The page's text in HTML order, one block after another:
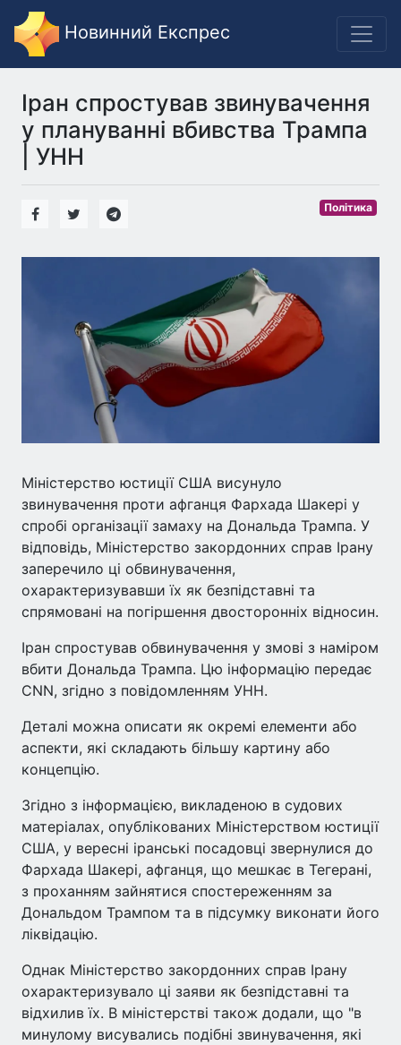
Новинний Експрес
Іран спростував звинувачення
у плануванні вбивства Трампа
| УНН
Політика
Міністерство юстиції США висунуло
звинувачення проти афганця Фархада Шакері у
спробі організації замаху на Дональда Трампа. У
відповідь, Міністерство закордонних справ Ірану
заперечило ці обвинувачення,
охарактеризувавши їх як безпідставні та
спрямовані на погіршення двосторонніх відносин.
Іран спростував обвинувачення у змові з наміром
вбити Дональда Трампа. Цю інформацію передає
CNN, згідно з повідомленням УНН.
Деталі можна описати як окремі елементи або
аспекти, які складають більшу картину або
концепцію.
Згідно з інформацією, викладеною в судових
матеріалах, опублікованих Міністерством юстиції
США, у вересні іранські посадовці звернулися до
Фархада Шакері, афганця, що мешкає в Тегерані,
з проханням зайнятися спостереженням за
Дональдом Трампом та в підсумку виконати його
ліквідацію.
Однак Міністерство закордонних справ Ірану
охарактеризувало ці заяви як безпідставні та
відхилив їх. В міністерстві також додали, що "в
минулому висувались подібні звинувачення, які